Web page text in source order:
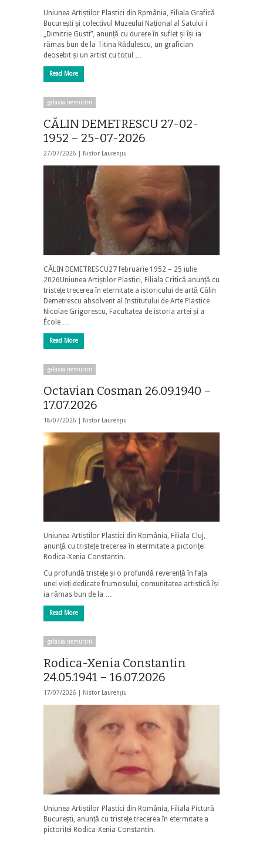
Uniunea Artiștilor Plastici din Rpmânia, Filiala Grafică
București și colectivul Muzeului Național al Satului i
„Dimitrie Gusti”, anunță cu durere în suflet și își ia
rămas bun de la Titina Rădulescu, un grafician
deosebit și un artist cu totul …
Read More
galaxia nemuririi
CĂLIN DEMETRESCU 27-02-
1952 – 25-07-2026
27/07/2026 | Nistor Laurențiu
CĂLIN DEMETRESCU27 februarie 1952 – 25 iulie
2026Uniunea Artiștilor Plastici, Filiala Critică anunță cu
tristețe trecerea în eternitate a istoricului de artă Călin
Demetrescu absolvent al Institutului de Arte Plastice
Nicolae Grigorescu, Facultatea de istoria artei și a
École …
Read More
galaxia nemuririi
Octavian Cosman 26.09.1940 –
17.07.2026
18/07/2026 | Nistor Laurențiu
Uniunea Artiștilor Plastici din România, Filiala Cluj,
anunță cu tristețe trecerea în etermitate a pictoriței
Rodica-Xenia Constantin.
Cu profundă tristețe și o profundă reverență în fața
unei vieți dedicate frumosului, comunitatea artistică își
ia rămas bun de la …
Read More
galaxia nemuririi
Rodica-Xenia Constantin
24.05.1941 – 16.07.2026
17/07/2026 | Nistor Laurențiu
Uniunea Artiștilor Plastici din România, Filiala Pictură
București, anunță cu tristețe trecerea în etermitate a
pictoriței Rodica-Xenia Constantin.